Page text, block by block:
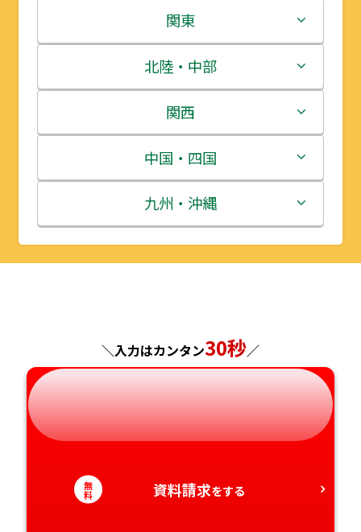
北海道
青森県
岩手県
宮城県
秋田県
山形県
関東
茨城県
栃木県
群馬県
埼玉県
千葉県
北陸・中部
新潟県
富山県
石川県
福井県
静岡県
関西
三重県
滋賀県
京都府
和歌山県
中国・四国
鳥取県
島根県
山口県
徳島県
九州・沖縄
福岡県
熊本県
大分県
＼入力はカンタン30秒／
無
料 資料請求をする